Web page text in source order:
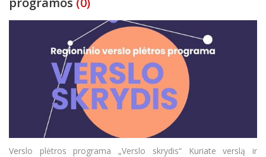
Verslo plėtros programa „Verslo skrydis“ Kuriate verslą ir